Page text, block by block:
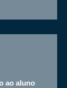
ao aluno